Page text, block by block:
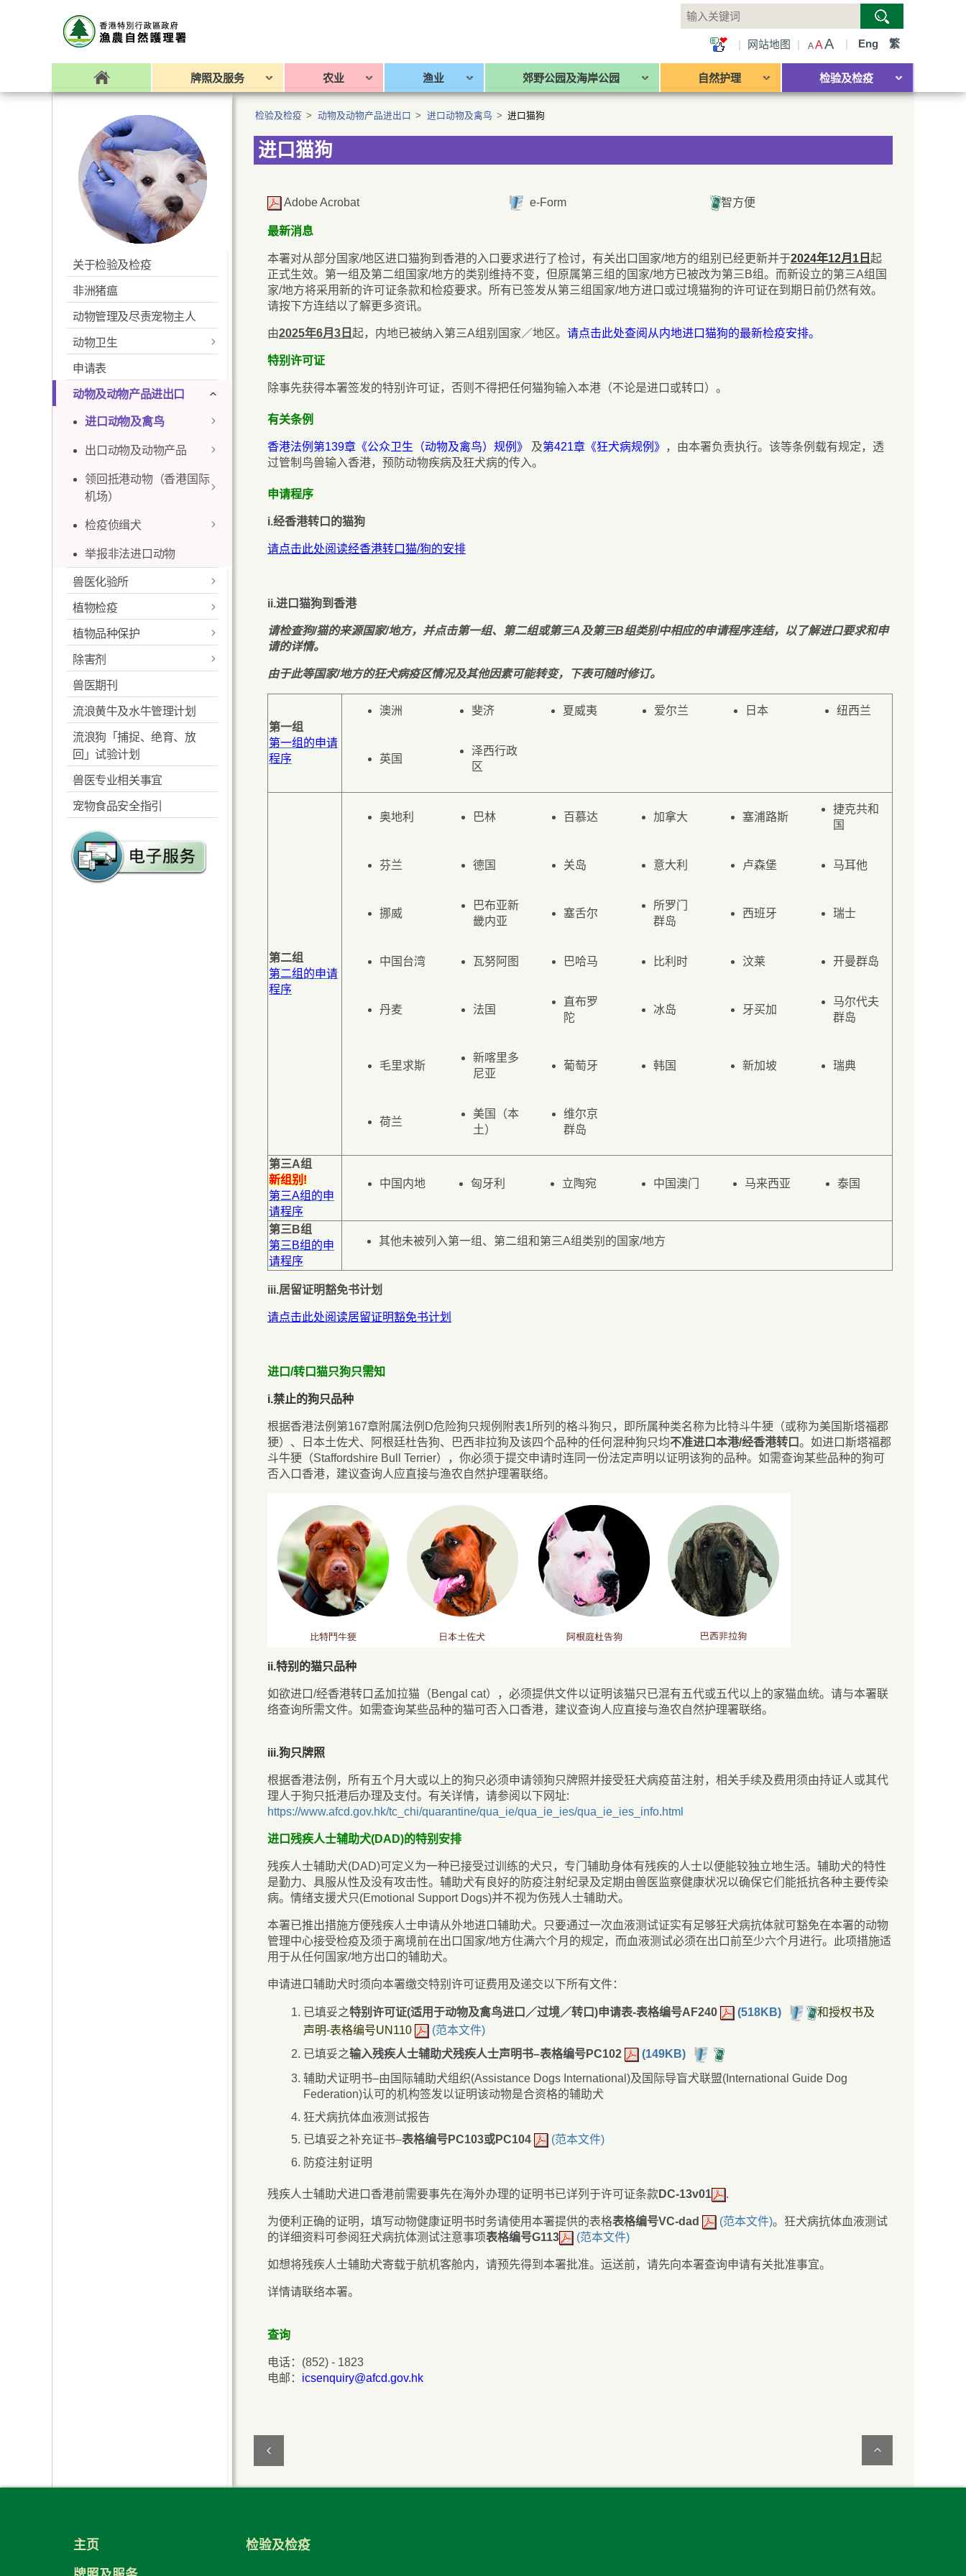
| 网站地图 | AAA | Eng 繁
牌照及服务 农业 渔业 郊野公园及海岸公园 自然护理 检验及检疫
关于检验及检疫
非洲猪瘟
动物管理及尽责宠物主人
动物卫生
进口种猪
预防口蹄病
禽流感卫生资讯
抗菌素耐药性
抗菌素耐药性监察
教育物品
教育动画
本地食用动物农场
正确使用抗菌素实
务守则
的抗菌素耐药性统
「共同一起应对 抗
菌素耐药性」巡回
展览
相关连结
「不要喂饲野鸽」教育活
动
饲养禽畜牌照
其他连结
申请表
动物及动物产品进出口
进口动物及禽鸟
进口猫狗
进口雀鸟及家禽
类及其他宠物
进口马及马科动物
进口种猪
进口动物尸体及动
出口动物及动物产品
动物健康证书
领回抵港动物（香港国际
机场）
准备工作
预先查核文件服务
抵港
重要资料
相关网页连结
检疫侦缉犬
简介
使命
筛选狗只
训练
公众合作
宣传及教育
举报非法进口动物
兽医化验所
我们的角色
联络资料及地图
通讯 - 疾病报告
动物疾病报告
鱼病
植物检疫
植物检疫
木质包装材料
《 进口管制简介 》小册子
(PDF格式)
《 植物病虫害的进口管制
》小册子 (PDF格式)
下载申请表及指南
刊物
植物品种保护
植物品种保护申请
《植物品种保护资料简
介》小册子(PDF格式)
根据第490章《植物品种保
护条例》发给并有效的植
物品种权利授权证
根据第490章《植物品种保
护条例》提出的植物品种
权利授权证新申请
下载申请表及指南
除害剂
最新消息
除害剂的监管及有关资讯
安全及正确使用除害剂
有关表列于《鹿特丹公
约》内除害剂在本地贸易
及相关业务的监管
下载申请表及指南
宣传刊物
兽医期刊
流浪黄牛及水牛管理计划
流浪狗「捕捉、绝育、放
回」试验计划
兽医专业相关事宜
宠物食品安全指引
检验及检疫 > 动物及动物产品进出口 > 进口动物及禽鸟 > 进口猫狗
进口猫狗
Adobe Acrobat e-Form 智方便
最新消息
本署对从部分国家/地区进口猫狗到香港的入口要求进行了检讨，有关出口国家/地方的组别已经更新并于2024年12月1日 起
正式生效。第一组及第二组国家/地方的类别维持不变，但原属第三组的国家/地方已被改为第三B组。而新设立的第三A组国
家/地方将采用新的许可证条款和检疫要求。所有已签发从第三组国家/地方进口或过境猫狗的许可证在到期日前仍然有效。
请按下方连结以了解更多资讯。
由2025年6月3日 起，内地已被纳入第三A组别国家／地区。 请点击此处查阅从内地进口猫狗的最新检疫安排。
特别许可证
除事先获得本署签发的特别许可证，否则不得把任何猫狗输入本港（不论是进口或转口）。
有关条例
香港法例第139章《公众卫生（动物及禽鸟）规例》 及第421章《狂犬病规例》 ，由本署负责执行。该等条例载有规定，透
过管制鸟兽输入香港，预防动物疾病及狂犬病的传入。
申请程序
i.经香港转口的猫狗
请点击此处阅读经香港转口猫/狗的安排
ii.进口猫狗到香港
请检查狗/猫的来源国家/地方，并点击第一组、第二组或第三A及第三B组类别中相应的申请程序连结，以了解进口要求和申
请的详情。
由于此等国家/地方的狂犬病疫区情况及其他因素可能转变，下表可随时修订。
第一组
第一组的申请
程序
澳洲 斐济 夏威夷 爱尔兰 日本 纽西兰
英国
泽西行政
区
第二组
第二组的申请
程序
奥地利 巴林 百慕达 加拿大 塞浦路斯
捷克共和
国
芬兰 德国 关岛 意大利 卢森堡 马耳他
挪威
巴布亚新
畿内亚
塞舌尔
所罗门
群岛
西班牙 瑞士
中国台湾 瓦努阿图 巴哈马 比利时 汶莱 开曼群岛
丹麦 法国
直布罗
陀
冰岛 牙买加
马尔代夫
群岛
毛里求斯
新喀里多
尼亚
葡萄牙 韩国 新加坡 瑞典
荷兰
美国（本
土）
维尔京
群岛
第三A组
新组别!
第三A组的申
请程序
中国内地 匈牙利 立陶宛 中国澳门 马来西亚 泰国
第三B组
第三B组的申
请程序
其他未被列入第一组、第二组和第三A组类别的国家/地方
iii.居留证明豁免书计划
请点击此处阅读居留证明豁免书计划
进口/转口猫只狗只需知
i.禁止的狗只品种
根据香港法例第167章附属法例D危险狗只规例附表1所列的格斗狗只，即所属种类名称为比特斗牛㹴（或称为美国斯塔福郡
㹴）、日本土佐犬、阿根廷杜告狗、巴西非拉狗及该四个品种的任何混种狗只均不准进口本港/经香港转口。如进口斯塔福郡
斗牛㹴（Staffordshire Bull Terrier），你必须于提交申请时连同一份法定声明以证明该狗的品种。如需查询某些品种的狗可
否入口香港，建议查询人应直接与渔农自然护理署联络。
ii.特别的猫只品种
如欲进口/经香港转口孟加拉猫（Bengal cat），必须提供文件以证明该猫只已混有五代或五代以上的家猫血统。请与本署联
络查询所需文件。如需查询某些品种的猫可否入口香港，建议查询人应直接与渔农自然护理署联络。
iii.狗只牌照
根据香港法例，所有五个月大或以上的狗只必须申请领狗只牌照并接受狂犬病疫苗注射，相关手续及费用须由持证人或其代
理人于狗只抵港后办理及支付。有关详情，请参阅以下网址:
https://www.afcd.gov.hk/tc_chi/quarantine/qua_ie/qua_ie_ies/qua_ie_ies_info.html
进口残疾人士辅助犬(DAD)的特别安排
残疾人士辅助犬(DAD)可定义为一种已接受过训练的犬只，专门辅助身体有残疾的人士以便能较独立地生活。辅助犬的特性
是勤力、具服从性及没有攻击性。辅助犬有良好的防疫注射纪录及定期由兽医监察健康状况以确保它们能抵抗各种主要传染
病。情绪支援犬只(Emotional Support Dogs)并不视为伤残人士辅助犬。
本署已推出措施方便残疾人士申请从外地进口辅助犬。只要通过一次血液测试证实有足够狂犬病抗体就可豁免在本署的动物
管理中心接受检疫及须于离境前在出口国家/地方住满六个月的规定，而血液测试必须在出口前至少六个月进行。此项措施适
用于从任何国家/地方出口的辅助犬。
申请进口辅助犬时须向本署缴交特别许可证费用及递交以下所有文件：
已填妥之特别许可证(适用于动物及禽鸟进口／过境／转口)申请表-表格编号AF240 (518KB)
和授权书及
声明-表格编号UN110
(范本文件)
已填妥之输入残疾人士辅助犬残疾人士声明书–表格编号PC102 (149KB)
辅助犬证明书–由国际辅助犬组织(Assistance Dogs International)及国际导盲犬联盟(International Guide Dog
Federation)认可的机构签发以证明该动物是合资格的辅助犬
狂犬病抗体血液测试报告
已填妥之补充证书–表格编号PC103或PC104
(范本文件)
防疫注射证明
残疾人士辅助犬进口香港前需要事先在海外办理的证明书已详列于许可证条款 DC-13v01 .
为便利正确的证明，填写动物健康证明书时务请使用本署提供的表格表格编号VC-dad (范本文件)。狂犬病抗体血液测试
的详细资料可参阅狂犬病抗体测试注意事项表格编号G113 (范本文件)
如想将残疾人士辅助犬寄载于航机客舱内，请预先得到本署批准。运送前，请先向本署查询申请有关批准事宜。
详情请联络本署。
查询
电话：(852) - 1823
电邮： icsenquiry@afcd.gov.hk
主页 检验及检疫